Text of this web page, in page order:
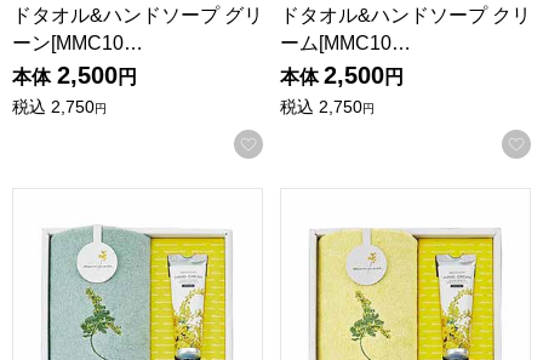
ドタオル&ハンドソープ グリ
ーン[MMC10…
本体 2,500円
税込 2,750円
お気に入りに登録する
ドタオル&ハンドソープ クリ
ーム[MMC10…
本体 2,500円
税込 2,750円